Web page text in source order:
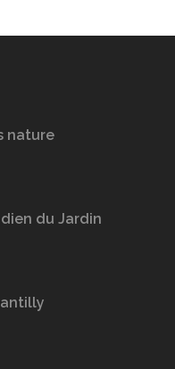
nature
du Jardin